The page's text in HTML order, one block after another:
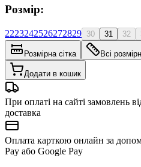
Розмір:
2223242526272829 30 31 32
Розмірна сітка Всі
Додати в кошик
При оплаті на сайті замовлень
доставка
Оплата карткою онлайн за
Pay або Google Pay